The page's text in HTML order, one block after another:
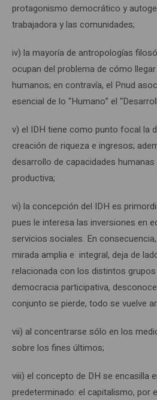
protagonismo democrático y
trabajadora y las comunidades;
iv) la mayoría de antropologías
ocupan del problema de cómo
humanos; en contravía, el Pnud
esencial de lo “Humano” el
v) el IDH tiene como punto focal la
creación de riqueza e ingresos;
desarrollo de capacidades
productiva;
vi) la concepción del IDH es
pues le interesa las inversiones en
servicios sociales. En
mirada amplia e integral, deja de
relacionada con los distintos
democracia participativa,
conjunto se pierde, todo se vuelve
vii) al concentrarse sólo en los
sobre los fines últimos;
viii) el concepto de DH se encasilla
predeterminado: el capitalismo, por